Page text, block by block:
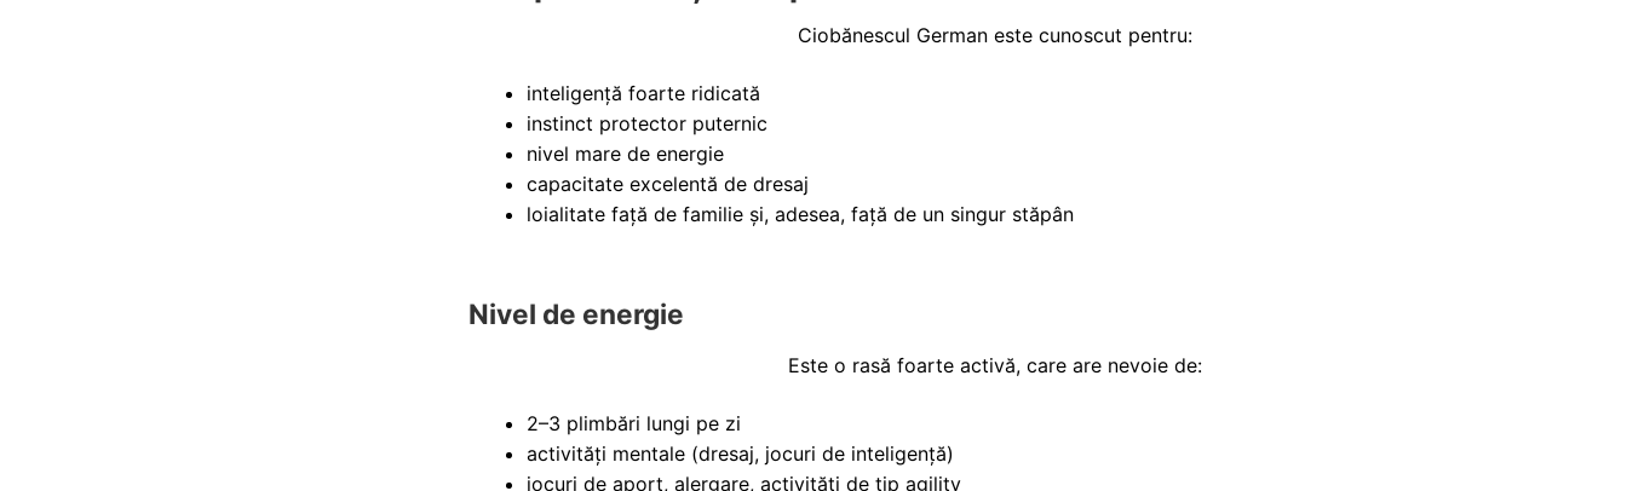
Ciobănescul German este cunoscut pentru:
inteligență foarte ridicată
instinct protector puternic
nivel mare de energie
capacitate excelentă de dresaj
loialitate față de familie și, adesea, față de un singur stăpân
Nivel de energie
Este o rasă foarte activă, care are nevoie de:
2–3 plimbări lungi pe zi
activități mentale (dresaj, jocuri de inteligență)
jocuri de aport, alergare, activități de tip agility